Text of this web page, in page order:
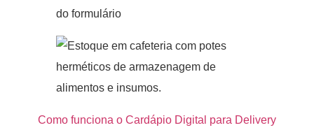
do formulário
Como funciona o Cardápio Digital para Delivery